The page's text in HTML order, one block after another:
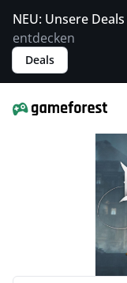
NEU: Unsere Deals
entdecken
Deals